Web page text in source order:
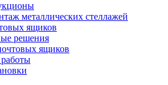
металлических стеллажей
ящиков
решения
ящиков